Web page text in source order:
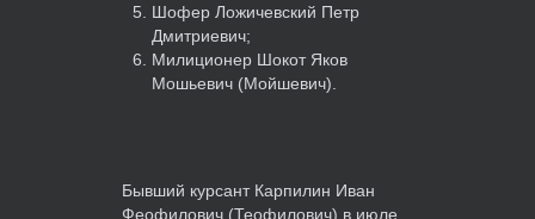
Шофер Ложичевский Петр
Дмитриевич;
Милиционер Шокот Яков
Мошьевич (Мойшевич).
Бывший курсант Карпилин Иван
Феофилович (Теофилович) в июле